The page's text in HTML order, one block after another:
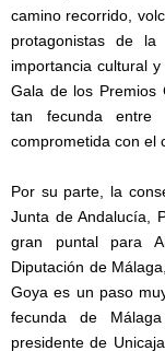
camino recorrido,
protagonistas de
importancia cultural
Gala de los Premios
tan fecunda
comprometida con el
Por su parte, la
Junta de Andalucía,
gran puntal para
Diputación de
Goya es un paso
fecunda de
presidente de